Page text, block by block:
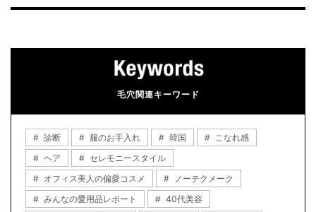
毛穴関連キーワード
診断 服のお手入れ 韓国
こなれ感
ヘア
セレモニースタイル
オフィス美人の偏愛コスメ
ノーテクメーク
みんなの愛用品レポート
40代美容